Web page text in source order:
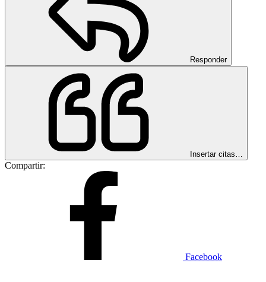
Responder
Insertar citas…
Compartir:
Facebook